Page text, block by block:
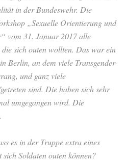
in der Bundeswehr. Die
„Sexuelle Orientierung und
vom 31. Januar 2017 alle
die sich outen wollten. Das war ein
Berlin, an dem viele Transgender-
und ganz viele
sind. Die haben sich sehr
umgegangen wird. Die
es in der Truppe extra eines
Soldaten outen können?